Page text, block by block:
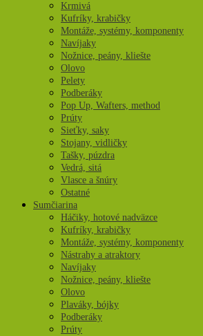
Krmivá
Kufríky, krabičky
Montáže, systémy, komponenty
Navíjaky
Nožnice, peány, kliešte
Olovo
Pelety
Podberáky
Pop Up, Wafters, method
Prúty
Sieťky, saky
Stojany, vidličky
Tašky, púzdra
Vedrá, sitá
Vlasce a šnúry
Ostatné
Sumčiarina
Háčiky, hotové nadväzce
Kufríky, krabičky
Montáže, systémy, komponenty
Nástrahy a atraktory
Navíjaky
Nožnice, peány, kliešte
Olovo
Plaváky, bójky
Podberáky
Prúty